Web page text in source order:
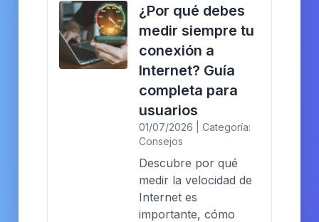
¿Por qué debes
medir siempre tu
conexión a
Internet? Guía
completa para
usuarios
01/07/2026 | Categoría:
Consejos
Descubre por qué
medir la velocidad de
Internet es
importante, cómo